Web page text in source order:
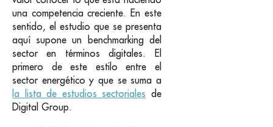
una competencia creciente. En este
sentido, el estudio que se presenta
aquí supone un benchmarking del
sector en términos digitales. El
primero de este estilo entre el
sector energético y que se suma a
la lista de estudios sectoriales de
Digital Group.